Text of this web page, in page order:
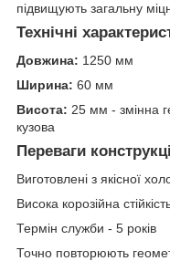
підвищують загальну
Технічні
Довжина: 1250 мм
Ширина: 60 мм
Висота: 25 мм - змінна
кузова
Переваги
Виготовлені з якісної
Висока корозійна
Термін служби - 5 років
Точно повторюють